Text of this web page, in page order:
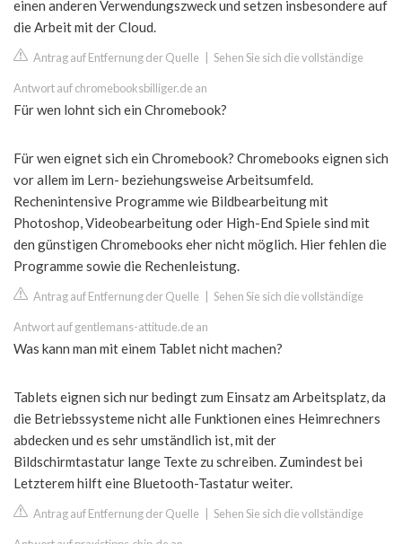
einen anderen Verwendungszweck und setzen insbesondere auf
die Arbeit mit der Cloud.
Antrag auf Entfernung der Quelle Sehen Sie sich die vollständige
Antwort auf chromebooksbilliger.de an
Für wen lohnt sich ein Chromebook?
Für wen eignet sich ein Chromebook? Chromebooks eignen sich
vor allem im Lern- beziehungsweise Arbeitsumfeld.
Rechenintensive Programme wie Bildbearbeitung mit
Photoshop, Videobearbeitung oder High-End Spiele sind mit
den günstigen Chromebooks eher nicht möglich. Hier fehlen die
Programme sowie die Rechenleistung.
Antrag auf Entfernung der Quelle Sehen Sie sich die vollständige
Antwort auf gentlemans-attitude.de an
Was kann man mit einem Tablet nicht machen?
Tablets eignen sich nur bedingt zum Einsatz am Arbeitsplatz, da
die Betriebssysteme nicht alle Funktionen eines Heimrechners
abdecken und es sehr umständlich ist, mit der
Bildschirmtastatur lange Texte zu schreiben. Zumindest bei
Letzterem hilft eine Bluetooth-Tastatur weiter.
Antrag auf Entfernung der Quelle Sehen Sie sich die vollständige